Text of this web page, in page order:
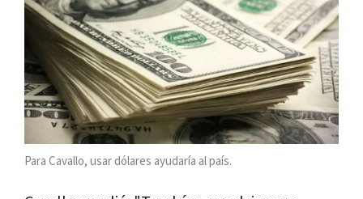
Para Cavallo, usar dólares ayudaría al país.